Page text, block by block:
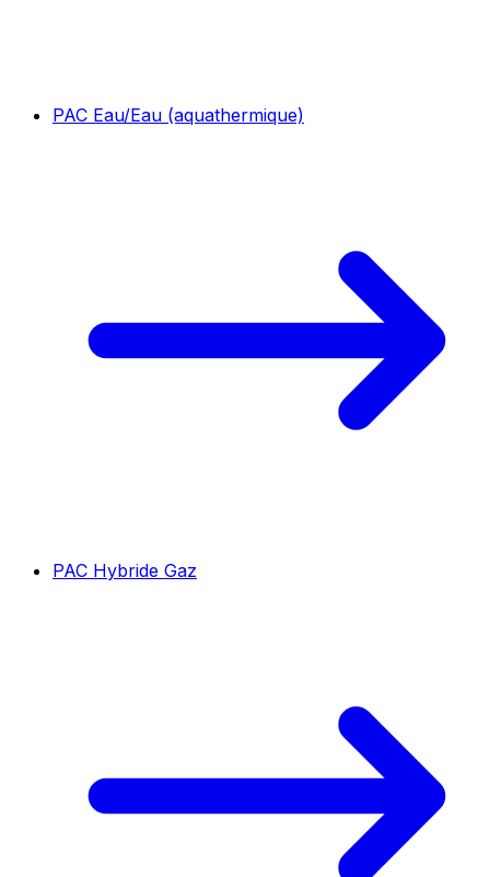
PAC Eau/Eau (aquathermique)
PAC Hybride Gaz